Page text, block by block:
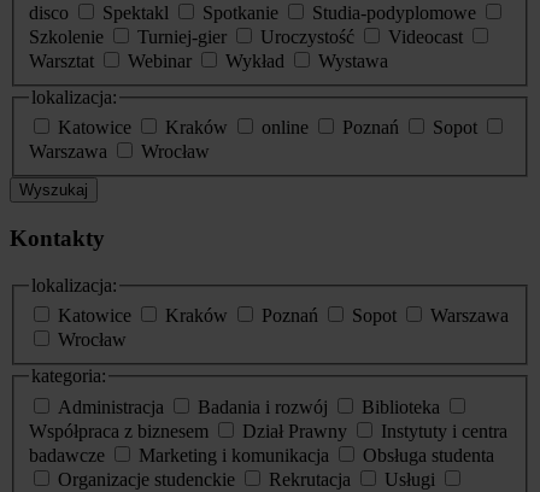
disco
Spektakl Spotkanie
Studia-podyplomowe
Szkolenie
Turniej-gier Uroczystość
Videocast
Warsztat
Webinar Wykład
Wystawa
lokalizacja:
Katowice
Kraków online Poznań
Sopot
Warszawa
Wrocław
Wyszukaj
Kontakty
lokalizacja:
Katowice
Kraków Poznań Sopot
Warszawa
Wrocław
kategoria:
Administracja
Badania i rozwój
Biblioteka
Współpraca z biznesem
Dział Prawny
Instytuty i centra
badawcze
Marketing i komunikacja
Obsługa studenta
Organizacje studenckie
Rekrutacja
Usługi